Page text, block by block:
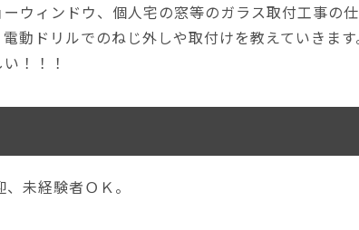
ウィンドウ、個人宅の窓等のガラス取付工事の仕
動ドリルでのねじ外しや取付けを教えていきます
！！！
未経験者ＯＫ。